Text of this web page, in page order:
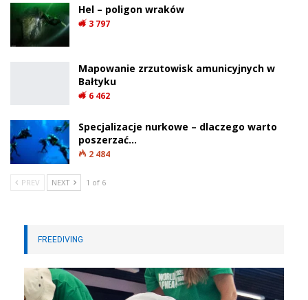
Podobnego zdania jest Richard Kinsey z
Departamentu Ochrony Przyrody, który od
blisko 20 lat pracuje w Fiordlandzie. Jak
podkreśla, był to największy czarny
w tym regionie.
są wyjątkowo cenne
Duże kolonie czarnych koralowców
odgrywają ważną rolę w rozmnażaniu